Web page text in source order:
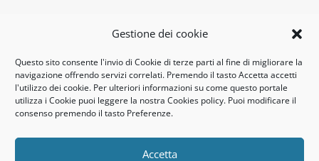
Gestione dei cookie
Questo sito consente l'invio di Cookie di terze parti al fine di migliorare la
navigazione offrendo servizi correlati. Premendo il tasto Accetta accetti
l'utilizzo dei cookie. Per ulteriori informazioni su come questo portale
utilizza i Cookie puoi leggere la nostra Cookies policy. Puoi modificare il
consenso premendo il tasto Preferenze.
Accetta
Legal:
Privacy policy
Informativa clienti / fornitori